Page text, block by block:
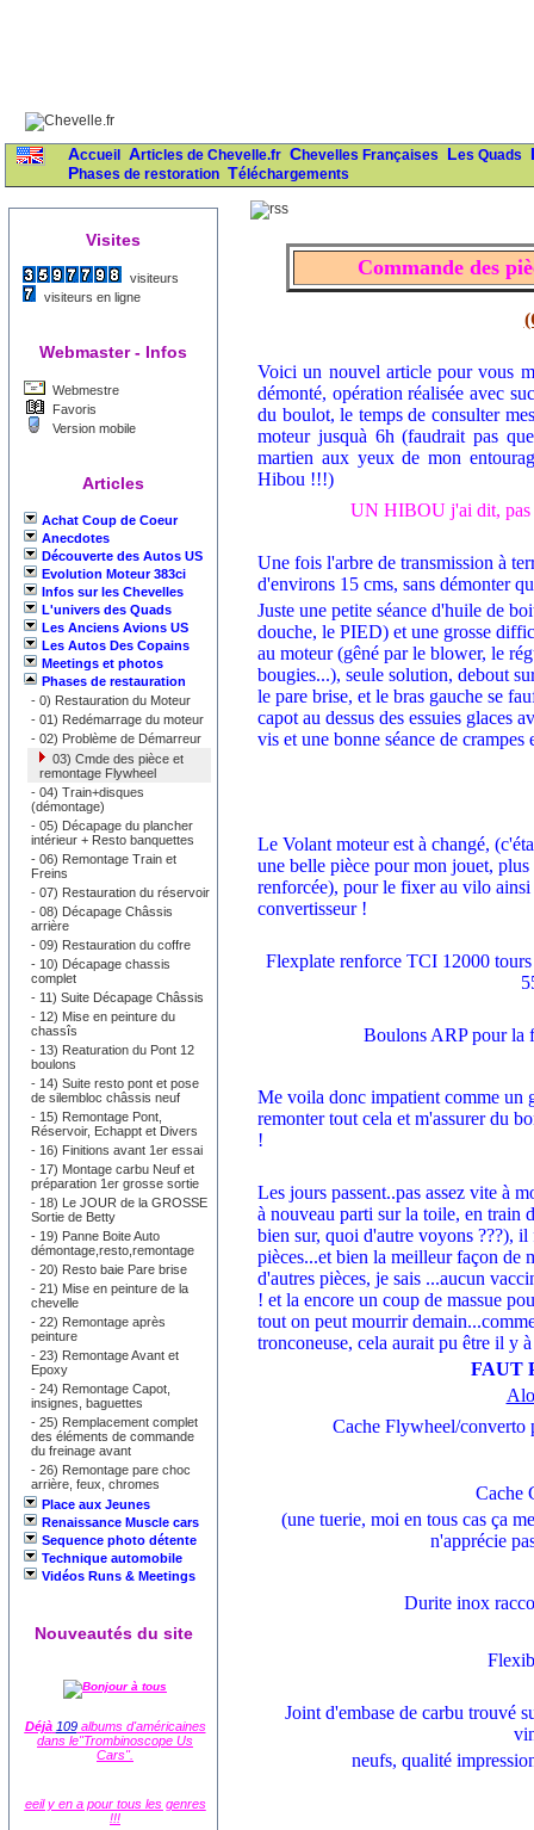
Accueil Articles de Chevelle.fr Chevelles Françaises
Les Quads
Phases de restoration
Téléchargements
Visites
visiteurs
visiteurs en ligne
Webmaster - Infos
Webmestre
Favoris
Version mobile
Articles
Achat Coup de Coeur
Anecdotes
Découverte des Autos US
Evolution Moteur 383ci
Infos sur les Chevelles
L'univers des Quads
Les Anciens Avions US
Les Autos Des Copains
Meetings et photos
Phases de restauration
- 0) Restauration du Moteur
- 01) Redémarrage du moteur
- 02) Problème de Démarreur
03) Cmde des pièce et
remontage Flywheel
- 04) Train+disques
(démontage)
- 05) Décapage du plancher
intérieur + Resto banquettes
- 06) Remontage Train et
Freins
- 07) Restauration du réservoir
- 08) Décapage Châssis
arrière
- 09) Restauration du coffre
- 10) Décapage chassis
complet
- 11) Suite Décapage Châssis
- 12) Mise en peinture du
chassîs
- 13) Reaturation du Pont 12
boulons
- 14) Suite resto pont et pose
de silembloc châssis neuf
- 15) Remontage Pont,
Réservoir, Echappt et Divers
- 16) Finitions avant 1er essai
- 17) Montage carbu Neuf et
préparation 1er grosse sortie
- 18) Le JOUR de la GROSSE
Sortie de Betty
- 19) Panne Boite Auto
démontage,resto,remontage
- 20) Resto baie Pare brise
- 21) Mise en peinture de la
chevelle
- 22) Remontage après
peinture
- 23) Remontage Avant et
Epoxy
- 24) Remontage Capot,
insignes, baguettes
- 25) Remplacement complet
des éléments de commande
du freinage avant
- 26) Remontage pare choc
arrière, feux, chromes
Place aux Jeunes
Renaissance Muscle cars
Sequence photo détente
Technique automobile
Vidéos Runs & Meetings
Nouveautés du site
Déjà 109albums d'américaines
dans le"Trombinoscope Us
Cars".
eeil y en a pour tous les genres
!!!
Commande des
Voici un nouvel article pour vous
démonté, opération réalisée avec
du boulot, le temps de consulter
moteur jusquà 6h (faudrait pas
martien aux yeux de mon
Hibou !!!)
UN HIBOU j'ai dit, pas
Une fois l'arbre de transmission à
d'environs 15 cms, sans démonter
Juste une petite séance d'huile de
douche, le PIED) et une grosse
au moteur (gêné par le blower, le
bougies...), seule solution, debout
le pare brise, et le bras gauche se
capot au dessus des essuies glaces
vis et une bonne séance de
Le Volant moteur est à changé,
une belle pièce pour mon jouet,
renforcée), pour le fixer au vilo
convertisseur !
Flexplate renforce TCI 12000
Boulons ARP pour la
Me voila donc impatient comme un
remonter tout cela et m'assurer du
!
Les jours passent..pas assez vite à
à nouveau parti sur la toile, en train
bien sur, quoi d'autre voyons ???),
pièces...et bien la meilleur façon de
d'autres pièces, je sais ...aucun
! et la encore un coup de massue
tout on peut mourrir
tronconeuse, cela aurait pu être il y
FAUT
Cache Flywheel/converto
Cache
(une tuerie, moi en tous cas ça
n'apprécie
Durite inox
Joint d'embase de carbu trouvé
neufs, qualité